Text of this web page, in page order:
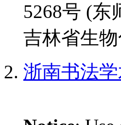
5268号 (东
吉林省生
浙南书法